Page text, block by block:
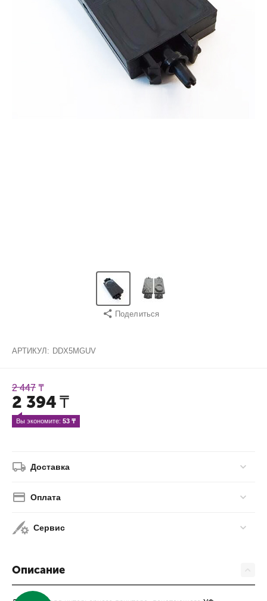
Поделиться
АРТИКУЛ: DDX5MGUV
2 447 ₸
2 394₸
Вы экономите: 53 ₸
Доставка
Оплата
Сервис
Описание